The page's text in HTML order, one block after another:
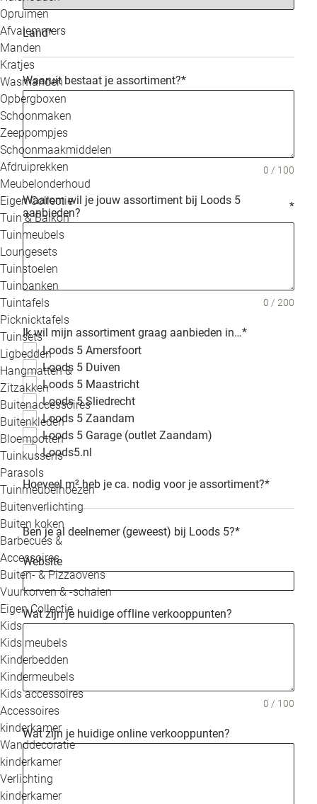
Opruimen
Afvalemmers
Manden
Kratjes
Wasmanden
Opbergboxen
Schoonmaken
Zeeppompjes
Schoonmaakmiddelen
Afdruiprekken
Meubelonderhoud
Eigen Collectie
Tuin & Balkon
Tuinmeubels
Loungesets
Tuinstoelen
Tuinbanken
Tuintafels
Picknicktafels
Tuinsets
Ligbedden
Hangmatten &
Zitzakken
Buitenaccessoires
Buitenkleden
Bloempotten
Tuinkussens
Parasols
Tuinmeubelhoezen
Buitenverlichting
Buiten koken
Barbecues &
Accessoires
Buiten- & Pizzaovens
Vuurkorven & -schalen
Eigen Collectie
Kids
Kids meubels
Kinderbedden
Kindermeubels
Kids accessoires
Accessoires
kinderkamer
Wanddecoratie
kinderkamer
Verlichting
kinderkamer
Land*
Waaruit bestaat je assortiment?*
0 / 100
Waarom wil je jouw assortiment bij Loods 5
aanbieden?
*
0 / 200
Ik wil mijn assortiment graag aanbieden in…*
Loods 5 Amersfoort
Loods 5 Duiven
Loods 5 Maastricht
Loods 5 Sliedrecht
Loods 5 Zaandam
Loods 5 Garage (outlet Zaandam)
Loods5.nl
Hoeveel m² heb je ca. nodig voor je assortiment?*
Ben je al deelnemer (geweest) bij Loods 5?*
Website
Wat zijn je huidige offline verkooppunten?
0 / 100
Wat zijn je huidige online verkooppunten?